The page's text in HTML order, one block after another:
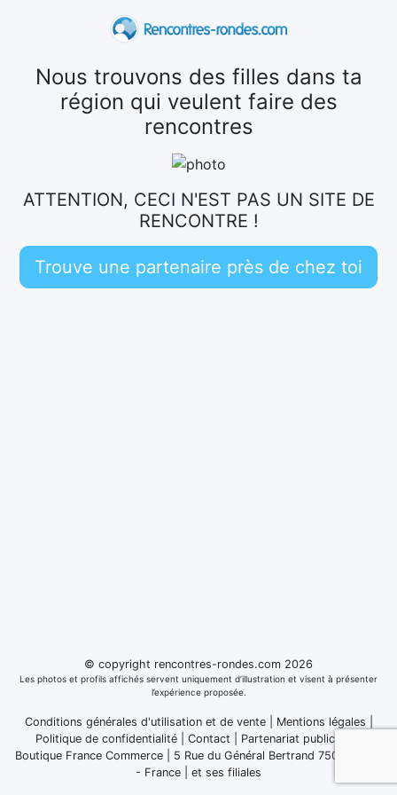
Nous trouvons des filles dans ta
région qui veulent faire des
rencontres
ATTENTION, CECI N'EST PAS UN SITE DE
RENCONTRE !
Trouve une partenaire près de chez toi
© copyright rencontres-rondes.com 2026
Les photos et profils affichés servent uniquement d’illustration et visent à présenter
l’expérience proposée.
Conditions générales d'utilisation et de vente| Mentions légales
Politique de confidentialité
Contact
Partenariat publicitaire
Boutique France Commerce | 5 Rue du Général Bertrand 75007 Paris
- France
et ses filiales